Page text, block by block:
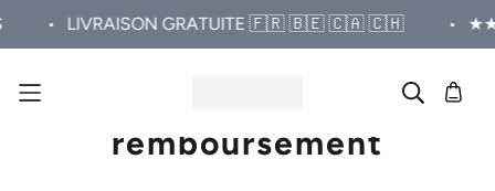
LIVRAISON GRATUITE 🇫🇷 🇧🇪 🇨🇦 🇨🇭 • ★★★★★
Politique de retour et
remboursement